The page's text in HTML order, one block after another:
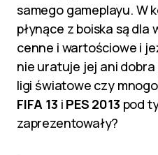
samego gameplayu. W
płynące z boiska są
cenne i wartościowe i
nie uratuje jej ani
ligi światowe czy
FIFA 13 i PES 2013 pod
zaprezentowały?